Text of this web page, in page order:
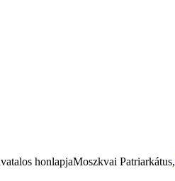
honlapjaMoszkvai Patriarkátus,